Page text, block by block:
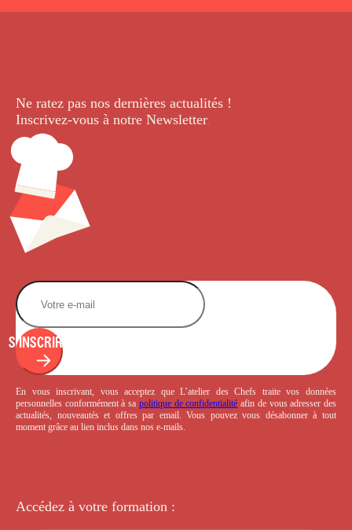
Ne ratez pas nos dernières actualités !
Inscrivez-vous à notre Newsletter.
S'INSCRIRE
En vous inscrivant, vous acceptez que L’atelier des Chefs traite vos données
personnelles conformément à sa politique de confidentialité afin de vous adresser des
actualités, nouveautés et offres par email. Vous pouvez vous désabonner à tout
moment grâce au lien inclus dans nos e-mails.
Accédez à votre formation :